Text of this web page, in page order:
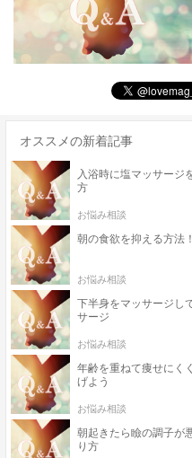
オススメの新着記事
入浴時に塩マッサージ
方
お悩み相談
朝の食欲を抑える方法
お悩み相談
下半身をマッサージし
サージ
お悩み相談
年齢を重ねて痩せにく
げよう
お悩み相談
朝起きたら瞼の調子が
り方